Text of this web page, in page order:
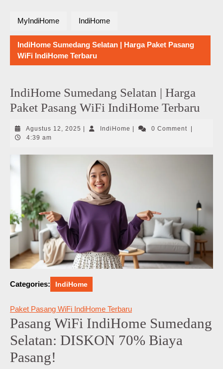
MyIndiHome IndiHome
IndiHome Sumedang Selatan | Harga Paket Pasang
WiFi IndiHome Terbaru
IndiHome Sumedang Selatan | Harga
Paket Pasang WiFi IndiHome Terbaru
Agustus 12, 2025 AgustusIndiHome IndiHome0 Comment
4:39 am
Categories: IndiHome
Paket Pasang WiFi IndiHome Terbaru
Pasang WiFi IndiHome Sumedang
Selatan: DISKON 70% Biaya
Pasang!